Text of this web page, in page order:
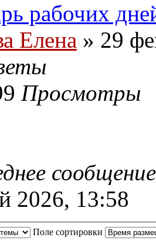
рабочих
Елена » 29
Просмотры
2026, 13:58
Поле сортировки